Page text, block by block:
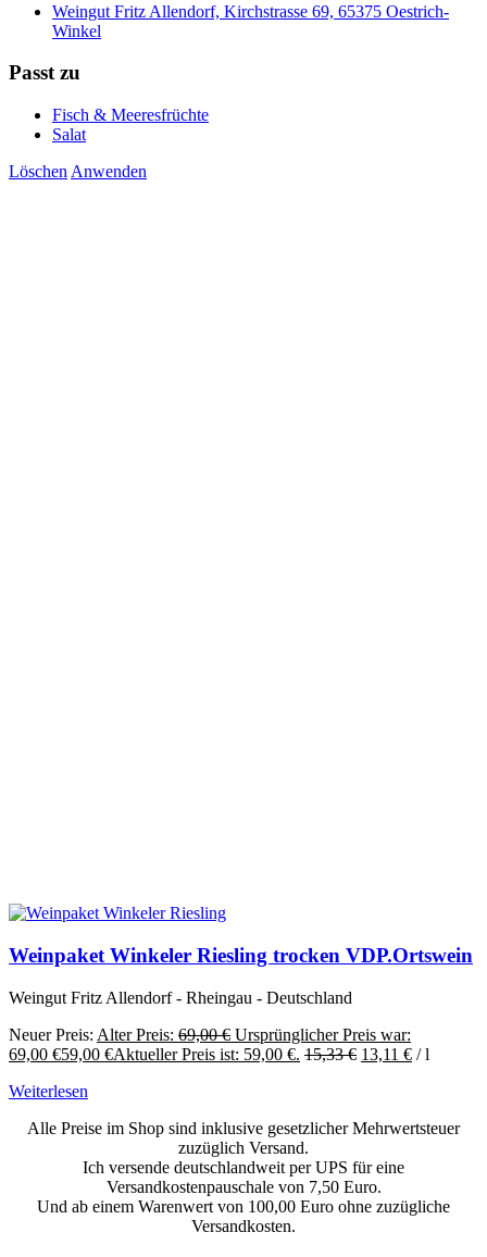
Weingut Fritz Allendorf, Kirchstrasse 69, 65375 Oestrich-
Winkel
Passt zu
Fisch & Meeresfrüchte
Salat
Löschen Anwenden
Weinpaket Winkeler Riesling trocken VDP.Ortswein
Weingut Fritz Allendorf - Rheingau - Deutschland
Neuer Preis: Alter Preis: 69,00€ Ursprünglicher Preis war:
69,00 €59,00 €Aktueller Preis ist: 59,00 €. 15,33€ 13,11 € /l
Weiterlesen
Alle Preise im Shop sind inklusive gesetzlicher Mehrwertsteuer
zuzüglich Versand.
Ich versende deutschlandweit per UPS für eine
Versandkostenpauschale von 7,50 Euro.
Und ab einem Warenwert von 100,00 Euro ohne zuzügliche
Versandkosten.